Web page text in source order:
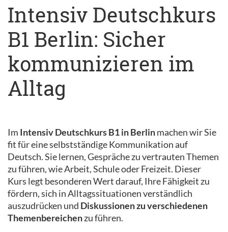
Intensiv Deutschkurs
B1 Berlin: Sicher
kommunizieren im
Alltag
Im Intensiv Deutschkurs B1 in Berlinmachen wir Sie
fit für eine selbstständige Kommunikation auf
Deutsch. Sie lernen, Gespräche zu vertrauten Themen
zu führen, wie Arbeit, Schule oder Freizeit. Dieser
Kurs legt besonderen Wert darauf, Ihre Fähigkeit zu
fördern, sich in Alltagssituationen verständlich
auszudrücken und Diskussionen zu verschiedenen
Themenbereichenzu führen.